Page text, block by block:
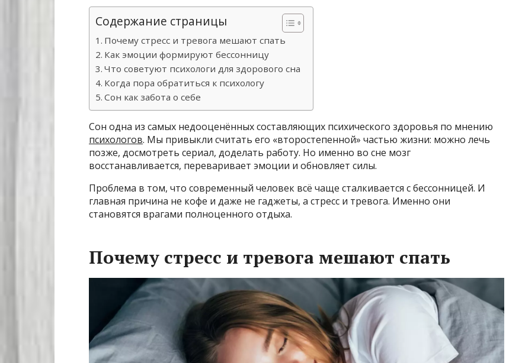
Содержание страницы
Почему стресс и тревога мешают спать
Как эмоции формируют бессонницу
Что советуют психологи для здорового сна
Когда пора обратиться к психологу
Сон как забота о себе
Сон одна из самых недооценённых составляющих психического здоровья по мнению
психологов. Мы привыкли считать его «второстепенной» частью жизни: можно лечь
позже, досмотреть сериал, доделать работу. Но именно во сне мозг
восстанавливается, переваривает эмоции и обновляет силы.
Проблема в том, что современный человек всё чаще сталкивается с бессонницей. И
главная причина не кофе и даже не гаджеты, а стресс и тревога. Именно они
становятся врагами полноценного отдыха.
Почему стресс и тревога мешают спать